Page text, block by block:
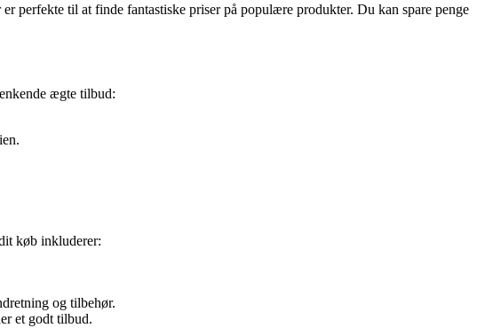
perfekte til at finde fantastiske priser på populære produkter. Du kan spare penge
ægte tilbud:
køb inkluderer:
og tilbehør.
et godt tilbud.